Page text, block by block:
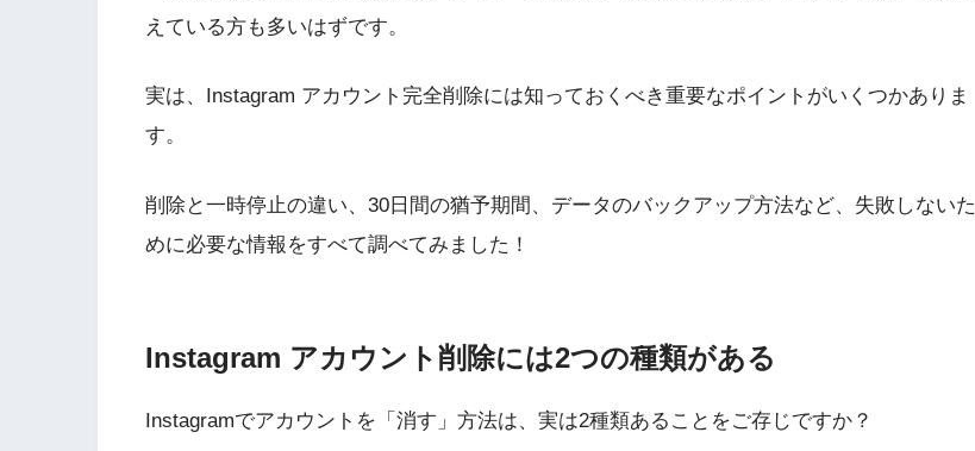
えている方も多いはずです。
実は、Instagram アカウント完全削除には知っておくべき重要なポイントがいくつかありま
す。
削除と一時停止の違い、30日間の猶予期間、データのバックアップ方法など、失敗しないた
めに必要な情報をすべて調べてみました！
Instagram アカウント削除には2つの種類がある
Instagramでアカウントを「消す」方法は、実は2種類あることをご存じですか？